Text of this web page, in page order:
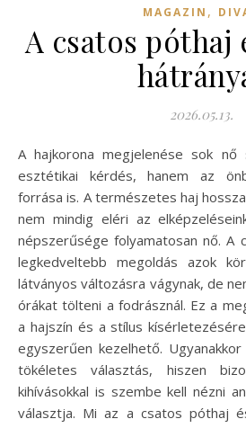
MAGAZIN ,
A csatos póthaj
2026.05.13.
A hajkorona megjelenése sok nő számára nem csupán
esztétikai kérdés, hanem az
forrása is. A természetes haj
nem mindig eléri az
népszerűsége folyamatosan nő. A
legkedveltebb megoldás azok
látványos változásra vágynak, de
órákat tölteni a fodrásznál. Ez a
a hajszín és a stílus
egyszerűen kezelhető.
tökéletes választás, hiszen
kihívásokkal is szembe kell nézni
választja. Mi az a csatos póthaj